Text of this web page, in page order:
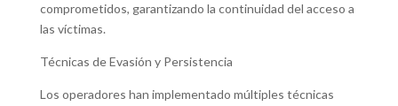
comprometidos, garantizando la continuidad del acceso a
las víctimas.
Técnicas de Evasión y Persistencia
Los operadores han implementado múltiples técnicas